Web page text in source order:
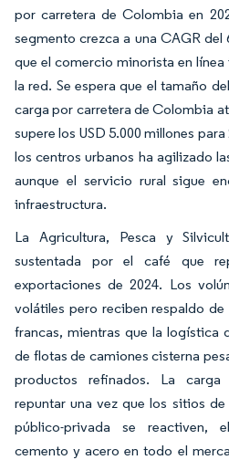
por carretera de Colombia en
segmento crezca a una CAGR del
que el comercio minorista en
la red. Se espera que el tamaño
carga por carretera de Colombia
supere los USD 5.000 millones
los centros urbanos ha agilizado
aunque el servicio rural sigue
infraestructura.
La Agricultura, Pesca y
sustentada por el café que
exportaciones de 2024. Los
volátiles pero reciben respaldo
francas, mientras que la logística
de flotas de camiones cisterna
productos refinados. La
repuntar una vez que los sitios
público-privada se reactiven,
cemento y acero en todo el